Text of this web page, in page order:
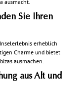
ausmacht.
Sie Ihren
erheblich
Charme und bietet
ausmachen.
aus Alt und